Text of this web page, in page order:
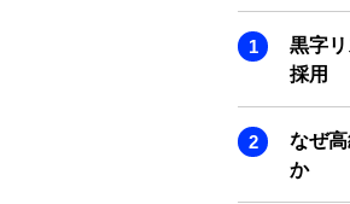
黒字
採用
なぜ
か
ENERGY
INBOUND
LIFE ENDING
AI JOURNAL